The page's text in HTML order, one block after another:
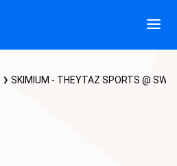
SKIMIUM - THEYTAZ SPORTS @